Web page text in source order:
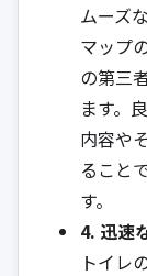
ムーズ
マップ
の第三
ます。
内容や
ること
す。
4. 迅速
トイレ